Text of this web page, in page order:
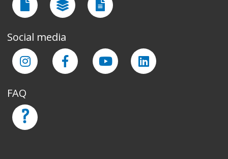
Social media
FAQ